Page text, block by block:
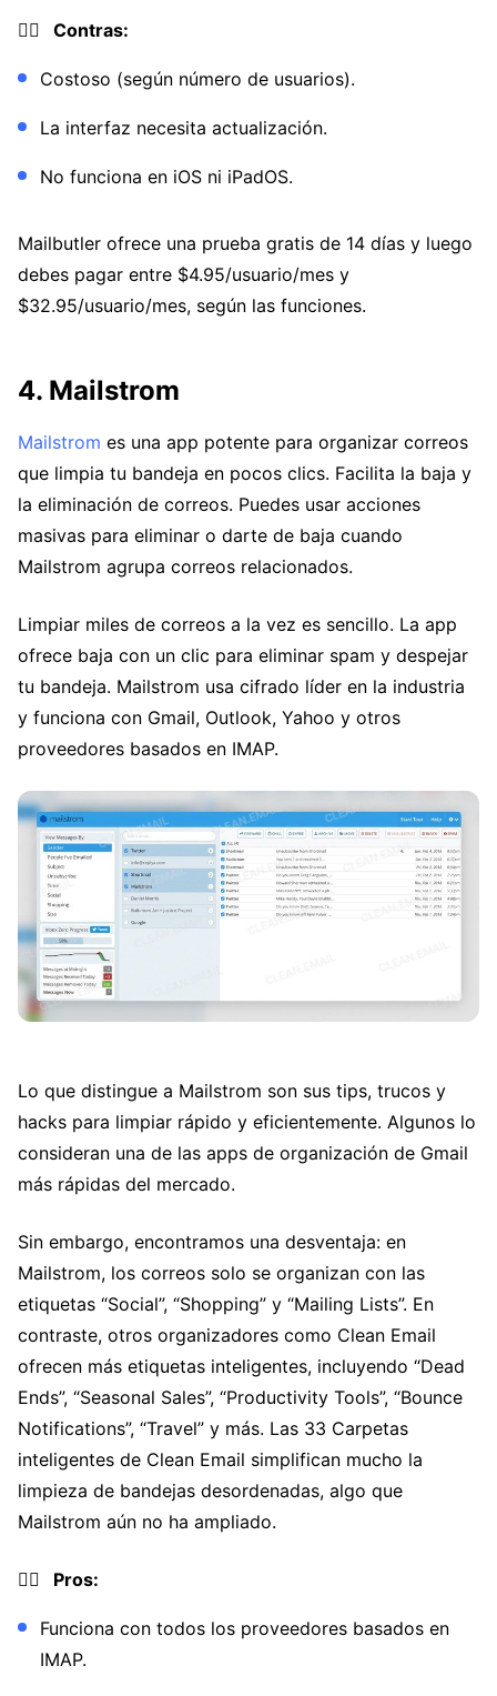
👎🏼 Contras:
Costoso (según número de usuarios).
La interfaz necesita actualización.
No funciona en iOS ni iPadOS.
Mailbutler ofrece una prueba gratis de 14 días y luego
debes pagar entre $4.95/usuario/mes y
$32.95/usuario/mes, según las funciones.
4. Mailstrom
Mailstrom es una app potente para organizar correos
que limpia tu bandeja en pocos clics. Facilita la baja y
la eliminación de correos. Puedes usar acciones
masivas para eliminar o darte de baja cuando
Mailstrom agrupa correos relacionados.
Limpiar miles de correos a la vez es sencillo. La app
ofrece baja con un clic para eliminar spam y despejar
tu bandeja. Mailstrom usa cifrado líder en la industria
y funciona con Gmail, Outlook, Yahoo y otros
proveedores basados en IMAP.
Lo que distingue a Mailstrom son sus tips, trucos y
hacks para limpiar rápido y eficientemente. Algunos lo
consideran una de las apps de organización de Gmail
más rápidas del mercado.
Sin embargo, encontramos una desventaja: en
Mailstrom, los correos solo se organizan con las
etiquetas “Social”, “Shopping” y “Mailing Lists”. En
contraste, otros organizadores como Clean Email
ofrecen más etiquetas inteligentes, incluyendo “Dead
Ends”, “Seasonal Sales”, “Productivity Tools”, “Bounce
Notifications”, “Travel” y más. Las 33 Carpetas
inteligentes de Clean Email simplifican mucho la
limpieza de bandejas desordenadas, algo que
Mailstrom aún no ha ampliado.
👍🏼 Pros:
Funciona con todos los proveedores basados en
IMAP.